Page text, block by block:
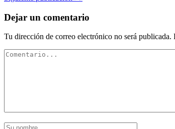
Dejar un comentario
Tu dirección de correo electrónico no será publicada.